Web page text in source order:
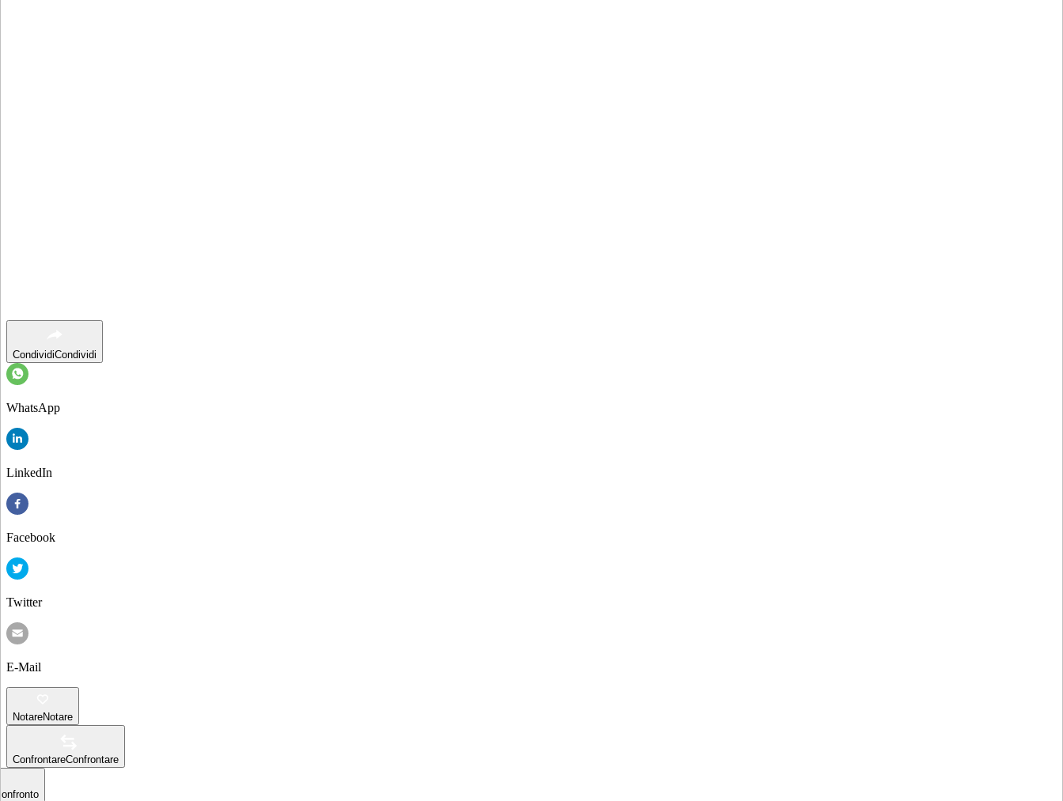
CondividiCondividi
WhatsApp
LinkedIn
Facebook
Twitter
E-Mail
NotareNotare
ConfrontareConfrontare